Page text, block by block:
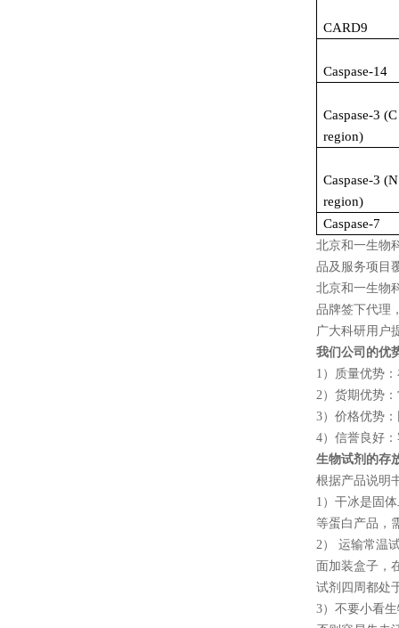
CARD9
Caspase-14
Caspase-3
region)
Caspase-3
region)
Caspase-7
北京和一生物
品及服务项目
北京和一生物
品牌签下代理
广大科研用户
我们公司的优
1 ）质量优势
2）货期优势
3）价格优势
4）信誉良好
生物试剂的存
根据产品说明
1 ）干冰是固
等蛋白产品，
2） 运输常温
面加装盒子，
试剂四周都处
3）不要小看